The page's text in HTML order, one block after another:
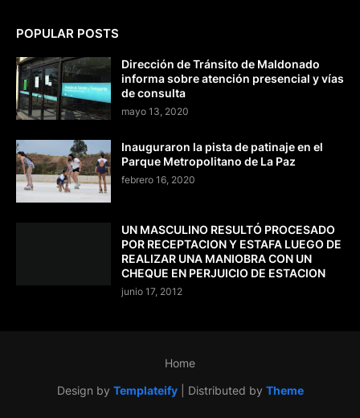
POPULAR POSTS
Dirección de Tránsito de Maldonado
informa sobre atención presencial y vías
de consulta
mayo 13, 2020
Inauguraron la pista de patinaje en el
Parque Metropolitano de La Paz
febrero 16, 2020
UN MASCULINO RESULTÓ PROCESADO
POR RECEPTACION Y ESTAFA LUEGO DE
REALIZAR UNA MANIOBRA CON UN
CHEQUE EN PERJUICIO DE ESTACION
junio 17, 2012
Design by Templateify| Distributed by Theme
Home